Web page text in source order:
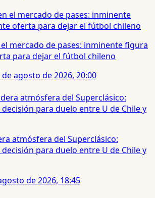
mercado de pases: inminente figura
para dejar el fútbol chileno
de agosto de 2026, 20:00
atmósfera del Superclásico:
para duelo entre U de Chile y
de 2026, 18:45